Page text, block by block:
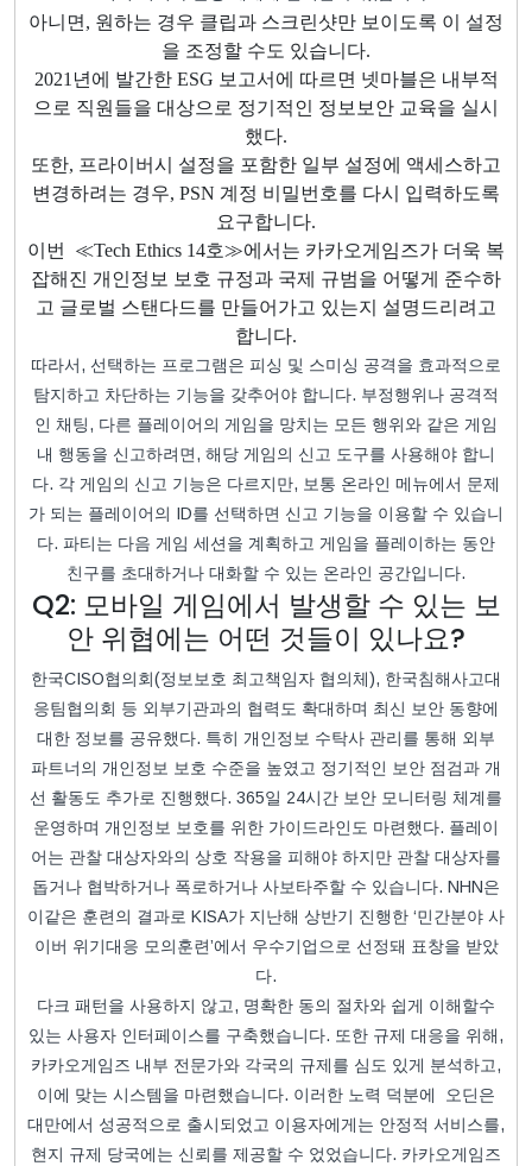
아니면, 원하는 경우 클립과 스크린샷만 보이도록 이 설정
을 조정할 수도 있습니다.
2021년에 발간한 ESG 보고서에 따르면 넷마블은 내부적
으로 직원들을 대상으로 정기적인 정보보안 교육을 실시
했다.
또한, 프라이버시 설정을 포함한 일부 설정에 액세스하고
변경하려는 경우, PSN 계정 비밀번호를 다시 입력하도록
요구합니다.
이번 ≪Tech Ethics 14호≫에서는 카카오게임즈가 더욱 복
잡해진 개인정보 보호 규정과 국제 규범을 어떻게 준수하
고 글로벌 스탠다드를 만들어가고 있는지 설명드리려고
합니다.
따라서, 선택하는 프로그램은 피싱 및 스미싱 공격을 효과적으로
탐지하고 차단하는 기능을 갖추어야 합니다. 부정행위나 공격적
인 채팅, 다른 플레이어의 게임을 망치는 모든 행위와 같은 게임
내 행동을 신고하려면, 해당 게임의 신고 도구를 사용해야 합니
다. 각 게임의 신고 기능은 다르지만, 보통 온라인 메뉴에서 문제
가 되는 플레이어의 ID를 선택하면 신고 기능을 이용할 수 있습니
다. 파티는 다음 게임 세션을 계획하고 게임을 플레이하는 동안
친구를 초대하거나 대화할 수 있는 온라인 공간입니다.
Q2: 모바일 게임에서 발생할 수 있는 보
안 위협에는 어떤 것들이 있나요?
한국CISO협의회(정보보호 최고책임자 협의체), 한국침해사고대
응팀협의회 등 외부기관과의 협력도 확대하며 최신 보안 동향에
대한 정보를 공유했다. 특히 개인정보 수탁사 관리를 통해 외부
파트너의 개인정보 보호 수준을 높였고 정기적인 보안 점검과 개
선 활동도 추가로 진행했다. 365일 24시간 보안 모니터링 체계를
운영하며 개인정보 보호를 위한 가이드라인도 마련했다. 플레이
어는 관찰 대상자와의 상호 작용을 피해야 하지만 관찰 대상자를
돕거나 협박하거나 폭로하거나 사보타주할 수 있습니다. NHN은
이같은 훈련의 결과로 KISA가 지난해 상반기 진행한 ‘민간분야 사
이버 위기대응 모의훈련’에서 우수기업으로 선정돼 표창을 받았
다.
다크 패턴을 사용하지 않고, 명확한 동의 절차와 쉽게 이해할수
있는 사용자 인터페이스를 구축했습니다. 또한 규제 대응을 위해,
카카오게임즈 내부 전문가와 각국의 규제를 심도 있게 분석하고,
이에 맞는 시스템을 마련했습니다. 이러한 노력 덕분에 오딘은
대만에서 성공적으로 출시되었고 이용자에게는 안정적 서비스를,
현지 규제 당국에는 신뢰를 제공할 수 었었습니다. 카카오게임즈